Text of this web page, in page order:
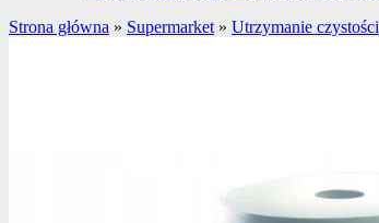
Strona główna » Supermarket » Utrzymanie czystości